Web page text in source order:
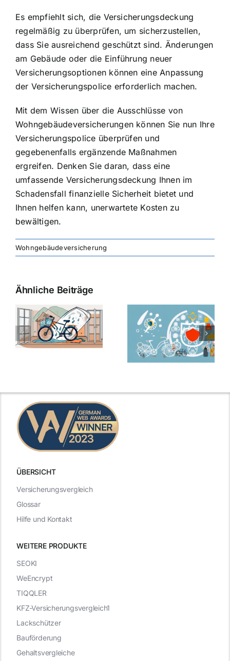
Es empfiehlt sich, die Versicherungsdeckung
regelmäßig zu überprüfen, um sicherzustellen,
dass Sie ausreichend geschützt sind. Änderungen
am Gebäude oder die Einführung neuer
Versicherungsoptionen können eine Anpassung
der Versicherungspolice erforderlich machen.
Mit dem Wissen über die Ausschlüsse von
Wohngebäudeversicherungen können Sie nun Ihre
Versicherungspolice überprüfen und
gegebenenfalls ergänzende Maßnahmen
ergreifen. Denken Sie daran, dass eine
umfassende Versicherungsdeckung Ihnen im
Schadensfall finanzielle Sicherheit bietet und
Ihnen helfen kann, unerwartete Kosten zu
bewältigen.
Wohngebäudeversicherung
Ähnliche Beiträge
ÜBERSICHT
WEITERE PRODUKTE
Versicherungsvergleich
Glossar
Hilfe und Kontakt
SEOKI
WeEncrypt
TIQQLER
KFZ-Versicherungsvergleich1
Lackschützer
Bauförderung
Gehaltsvergleiche